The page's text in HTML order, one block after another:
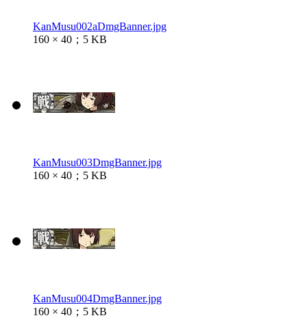
KanMusu002aDmgBanner.jpg
160 × 40；5 KB
KanMusu003DmgBanner.jpg
160 × 40；5 KB
KanMusu004DmgBanner.jpg
160 × 40；5 KB